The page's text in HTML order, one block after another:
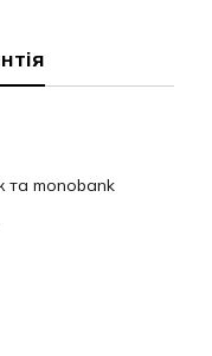
та monobank